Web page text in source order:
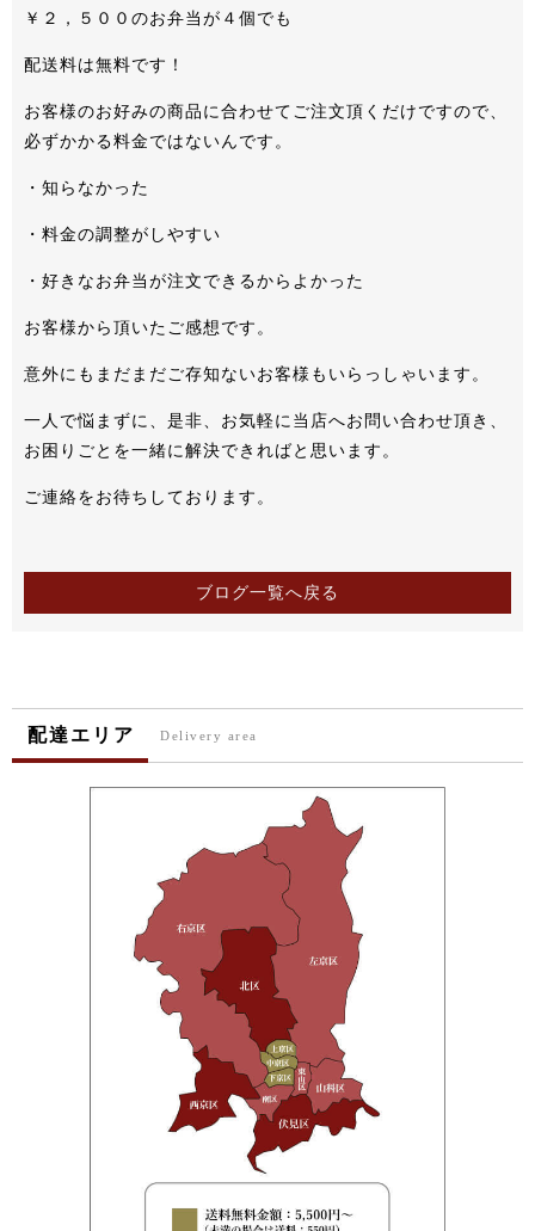
￥２，５００のお弁当が４個でも
配送料は無料です！
お客様のお好みの商品に合わせてご注文頂くだけですので、
必ずかかる料金ではないんです。
・知らなかった
・料金の調整がしやすい
・好きなお弁当が注文できるからよかった
お客様から頂いたご感想です。
意外にもまだまだご存知ないお客様もいらっしゃいます。
一人で悩まずに、是非、お気軽に当店へお問い合わせ頂き、
お困りごとを一緒に解決できればと思います。
ご連絡をお待ちしております。
ブログ一覧へ戻る
配達エリア Delivery area